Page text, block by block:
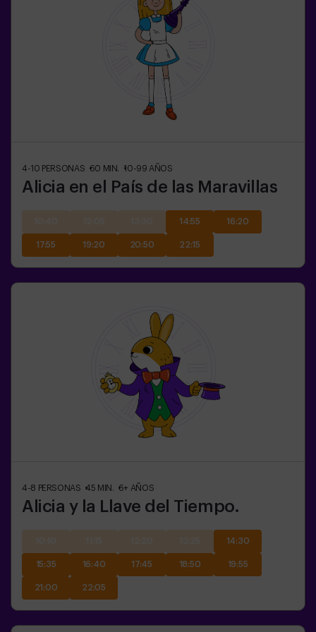
4-10 PERSONAS 60 MIN. 10-99 AÑOS
Alicia en el País de las Maravillas
14:55 16:20
17:55 19:20 20:50 22:15
4-8 PERSONAS 45 MIN. 6+ AÑOS
Alicia y la Llave del Tiempo.
14:30
15:35 16:40 17:45 18:50 19:55
21:00 22:05